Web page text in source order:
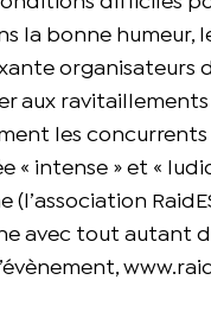
la bonne
organisateurs
ravitaillements
les concurrents
« intense » et «
avec tout autant